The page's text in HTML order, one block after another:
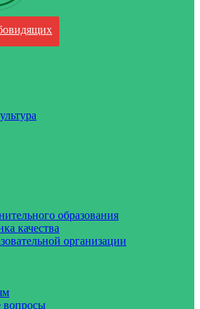
образования
качества
организации
вопросы